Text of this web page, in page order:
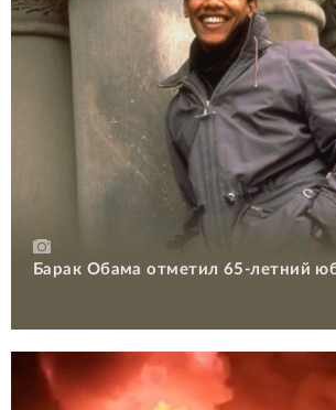
Барак Обама отметил 65-летний